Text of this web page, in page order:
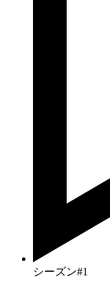
シーズン#1